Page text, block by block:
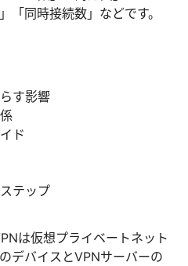
「同時接続数」などです。
す影響
ド
テップ
は仮想プライベートネット
デバイスとVPNサーバーの